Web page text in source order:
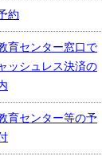
約
育センター窓口で
ッシュレス決済の
育センター等の予